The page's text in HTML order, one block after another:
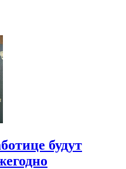
будут